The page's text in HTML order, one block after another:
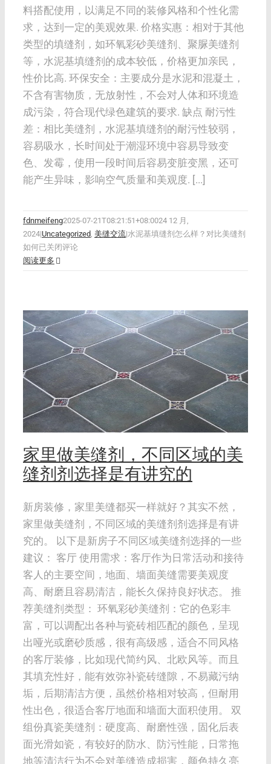
料搭配使用，以满足不同的装修风格和个性化需
求，达到一定的美观效果. 价格实惠：相对于其他
类型的填缝剂，如环氧彩砂美缝剂、聚脲美缝剂
等，水泥基填缝剂的成本较低，价格更加亲民，
性价比高. 环保安全：主要成分是水泥和混凝土，
不含有害物质，无放射性，不会对人体和环境造
成污染，符合现代绿色建筑的要求. 缺点 耐污性
差：相比美缝剂，水泥基填缝剂的耐污性较弱，
容易吸水，长时间处于潮湿环境中容易导致变
色、发霉，使用一段时间后容易变脏变黑，还可
能产生异味，影响空气质量和美观度. [...]
fdnmeifeng2025-07-21T08:21:51+08:0024 12 月,
2024|Uncategorized, 美缝交流|水泥基填缝剂怎么样？对比美缝剂
如何已关闭评论
阅读更多
家里做美缝剂，不同区域的美
缝剂剂选择是有讲究的
新房装修，家里美缝都买一样就好？其实不然，
家里做美缝剂，不同区域的美缝剂剂选择是有讲
究的。 以下是新房子不同区域美缝剂选择的一些
建议： 客厅 使用需求：客厅作为日常活动和接待
客人的主要空间，地面、墙面美缝需要美观度
高、耐磨且容易清洁，能长久保持良好状态。 推
荐美缝剂类型： 环氧彩砂美缝剂：它的色彩丰
富，可以调配出各种与瓷砖相匹配的颜色，呈现
出哑光或磨砂质感，很有高级感，适合不同风格
的客厅装修，比如现代简约风、北欧风等。而且
其填充性好，能有效弥补瓷砖缝隙，不易藏污纳
垢，后期清洁方便，虽然价格相对较高，但耐用
性出色，很适合客厅地面和墙面大面积使用。 双
组份真瓷美缝剂：硬度高、耐磨性强，固化后表
面光滑如瓷，有较好的防水、防污性能，日常拖
地等清洁行为不会对美缝造成损害，颜色持久亮